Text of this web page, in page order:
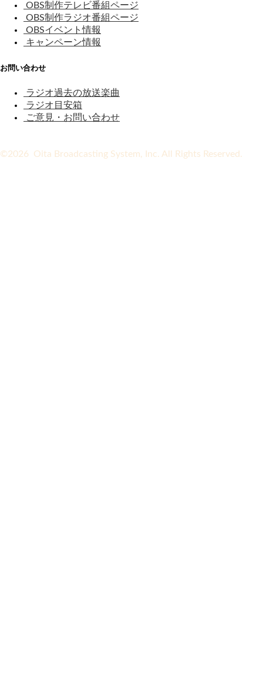
OBS制作テレビ番組ページ
OBS制作ラジオ番組ページ
OBSイベント情報
キャンペーン情報
お問い合わせ
ラジオ過去の放送楽曲
ラジオ目安箱
ご意見・お問い合わせ
©2026 Oita Broadcasting System, Inc. All Rights Reserved.